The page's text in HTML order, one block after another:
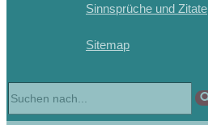
Sinnsprüche und Zitate
Sitemap